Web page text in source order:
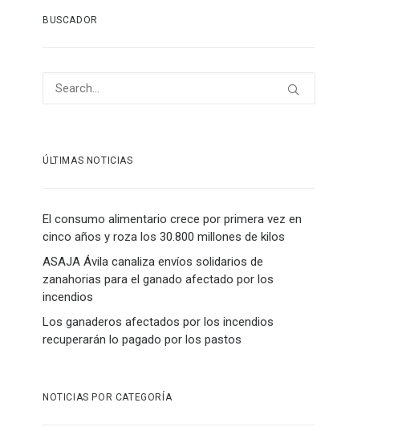
BUSCADOR
ÚLTIMAS NOTICIAS
El consumo alimentario crece por primera vez en
cinco años y roza los 30.800 millones de kilos
ASAJA Ávila canaliza envíos solidarios de
zanahorias para el ganado afectado por los
incendios
Los ganaderos afectados por los incendios
recuperarán lo pagado por los pastos
NOTICIAS POR CATEGORÍA